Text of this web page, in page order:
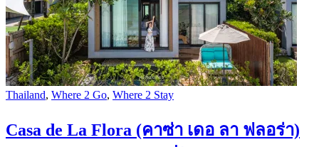
Thailand, Where 2 Go, Where 2 Stay
Casa de La Flora (คาซ่า เดอ ลา ฟลอร่า)